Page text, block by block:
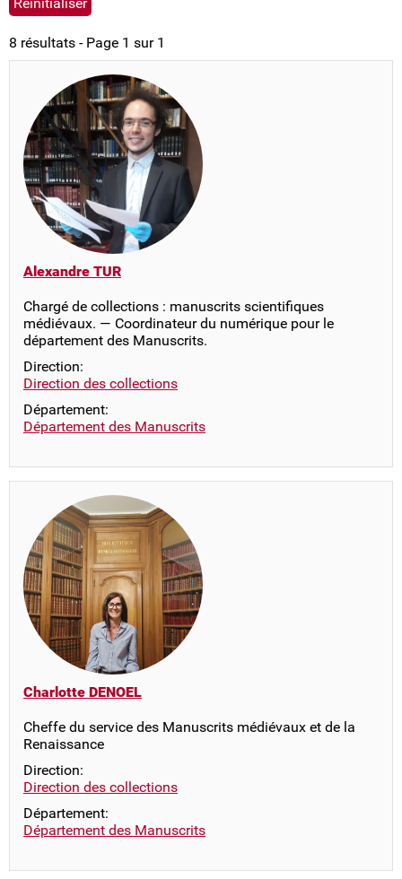
8 résultats - Page 1 sur 1
Alexandre TUR
Chargé de collections : manuscrits scientifiques
médiévaux. — Coordinateur du numérique pour le
département des Manuscrits.
Direction:
Direction des collections
Département:
Département des Manuscrits
Charlotte DENOEL
Cheffe du service des Manuscrits médiévaux et de la
Renaissance
Direction:
Direction des collections
Département:
Département des Manuscrits